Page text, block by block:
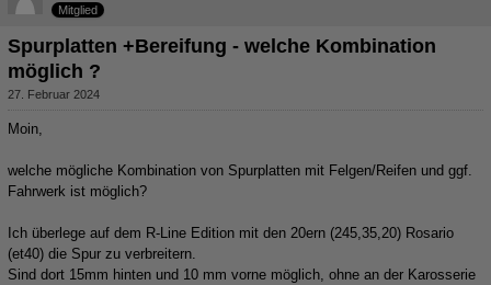
Mitglied
Spurplatten +Bereifung - welche Kombination
möglich ?
27. Februar 2024
Moin,
welche mögliche Kombination von Spurplatten mit Felgen/Reifen und ggf.
Fahrwerk ist möglich?
Ich überlege auf dem R-Line Edition mit den 20ern (245,35,20) Rosario
(et40) die Spur zu verbreitern.
Sind dort 15mm hinten und 10 mm vorne möglich, ohne an der Karosserie